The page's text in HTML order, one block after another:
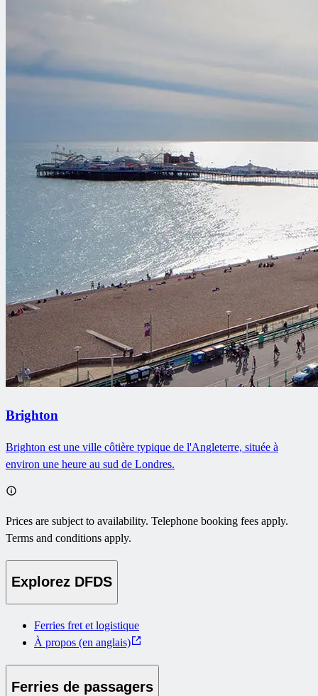
Brighton
Brighton est une ville côtière typique de l'Angleterre, située à
environ une heure au sud de Londres.
Prices are subject to availability. Telephone booking fees apply.
Terms and conditions apply.
Explorez DFDS
Ferries fret et logistique
À propos (en anglais)
Ferries de passagers